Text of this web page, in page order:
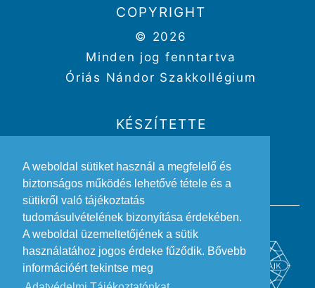
A weboldal sütiket használ a megfelelő és
biztonságos működés lehetővé tétele és a
sütikről való tájékoztatás
tudomásulvételének bizonyítása érdekében.
A weboldal üzemeltetőjének a sütik
használatához jogos érdeke fűződik. Bővebb
információért tekintse meg
COPYRIGHT
© 2026
Minden jog fenntartva
Óriás Nándor Szakkollégium
KÉSZÍTETTE
Design:Gertheis Anna